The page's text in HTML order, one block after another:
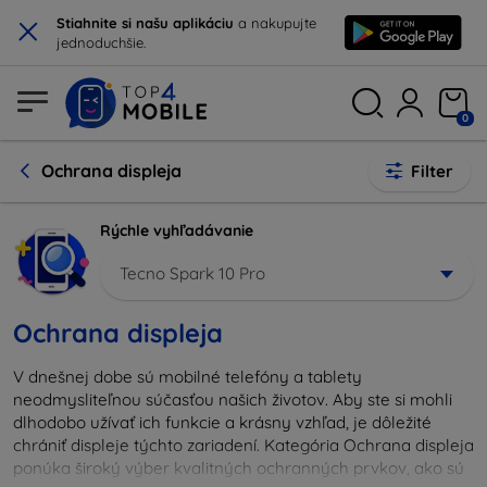
× Stiahnite si našu aplikáciu a nakupujte
jednoduchšie.
0
Ochrana displeja Filter
Rýchle vyhľadávanie
Tecno Spark 10 Pro
Ochrana displeja
V dnešnej dobe sú mobilné telefóny a tablety
neodmysliteľnou súčasťou našich životov. Aby ste si mohli
dlhodobo užívať ich funkcie a krásny vzhľad, je dôležité
chrániť displeje týchto zariadení. Kategória Ochrana displeja
ponúka široký výber kvalitných ochranných prvkov, ako sú